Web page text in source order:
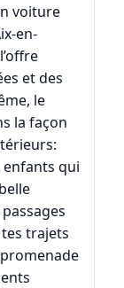
voiture
en-
et des
le
la façon
qui
trajets